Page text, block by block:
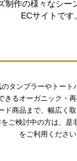
制作の様々なシー
ECサイトです。
タンブラーやトート
きるオーガニック・再
ド商品まで、幅広く取
ご検討中の方は、是
をご利用ください